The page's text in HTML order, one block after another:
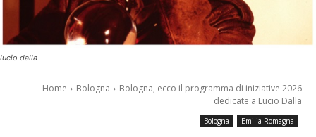
lucio dalla
Home Bologna
Bologna, ecco il programma di iniziative 2026
dedicate a Lucio Dalla
Bologna Emilia-Romagna